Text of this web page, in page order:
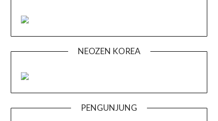
NEOZEN KOREA
PENGUNJUNG